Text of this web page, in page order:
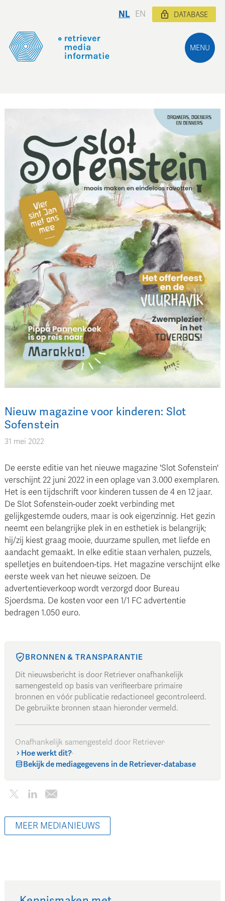
MENU
NL EN DATABASE
Nieuw magazine voor kinderen: Slot
Sofenstein
31 mei 2022
De eerste editie van het nieuwe magazine 'Slot Sofenstein'
verschijnt 22 juni 2022 in een oplage van 3.000 exemplaren.
Het is een tijdschrift voor kinderen tussen de 4 en 12 jaar.
De Slot Sofenstein-ouder zoekt verbinding met
gelijkgestemde ouders, maar is ook eigenzinnig. Het gezin
neemt een belangrijke plek in en esthetiek is belangrijk;
hij/zij kiest graag mooie, duurzame spullen, met liefde en
aandacht gemaakt. In elke editie staan verhalen, puzzels,
spelletjes en buitendoen-tips. Het magazine verschijnt elke
eerste week van het nieuwe seizoen. De
advertentieverkoop wordt verzorgd door Bureau
Sjoerdsma. De kosten voor een 1/1 FC advertentie
bedragen 1.050 euro.
BRONNEN & TRANSPARANTIE
Dit nieuwsbericht is door Retriever onafhankelijk
samengesteld op basis van verifieerbare primaire
bronnen en vóór publicatie redactioneel gecontroleerd.
De gebruikte bronnen staan hieronder vermeld.
Onafhankelijk samengesteld door Retriever·
Hoe werkt dit?·
Bekijk de mediagegevens in de Retriever-database
MEER MEDIANIEUWS